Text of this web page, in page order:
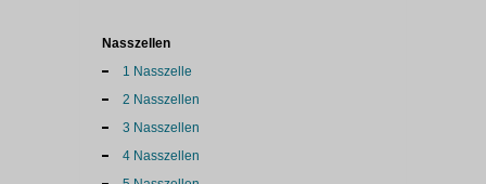
Nasszellen
1 Nasszelle
2 Nasszellen
3 Nasszellen
4 Nasszellen